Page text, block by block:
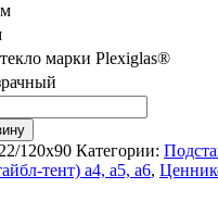
марки Plexiglas®
120x90 Категории:
тент) а4, а5, а6,